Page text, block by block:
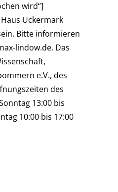
wird“]
Uckermark
Bitte informieren
lindow.de. Das
e.V., des
des
13:00 bis
10:00 bis 17:00